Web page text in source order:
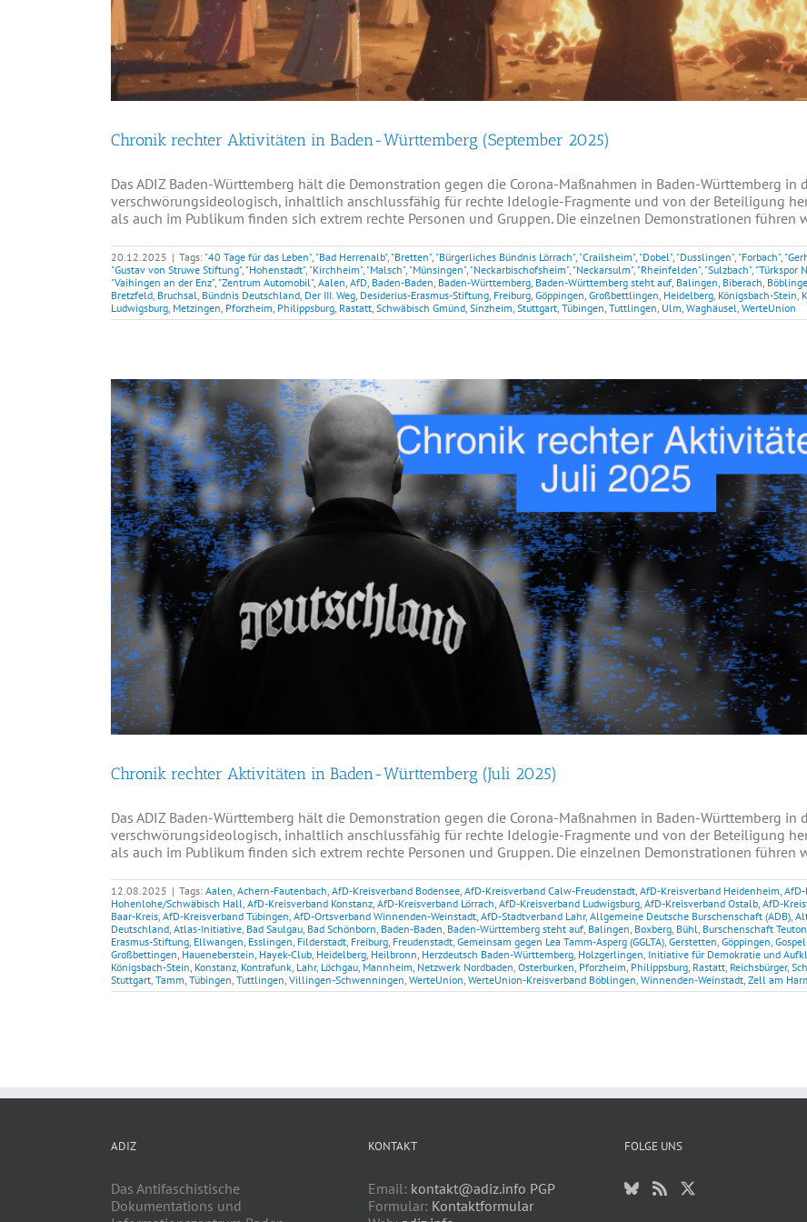
Chronik rechter Aktivitäten in Baden-Württemberg (September 2025)
Das ADIZ Baden-Württemberg hält die Demonstration gegen die Corona-Maßnahmen in Baden-Württemberg in
verschwörungsideologisch, inhaltlich anschlussfähig für rechte Idelogie-Fragmente und von der Beteiligung
als auch im Publikum finden sich extrem rechte Personen und Gruppen. Die einzelnen Demonstrationen führen
20.12.2025 | Tags: "40 Tage für das Leben", "Bad Herrenalb", "Bretten", "Bürgerliches Bündnis Lörrach", "Crailsheim", "Dobel", "Dusslingen", "Forbach",
"Gustav von Struwe Stiftung", "Hohenstadt", "Kirchheim", "Malsch", "Münsingen", "Neckarbischofsheim", "Neckarsulm", "Rheinfelden", "Sulzbach", "Türkspor
"Vaihingen an der Enz", "Zentrum Automobil", Aalen, AfD, Baden-Baden, Baden-Württemberg, Baden-Württemberg steht auf, Balingen, Biberach,
Bretzfeld, Bruchsal, Bündnis Deutschland, Der III. Weg, Desiderius-Erasmus-Stiftung, Freiburg, Göppingen, Großbettlingen, Heidelberg, Königsbach-Stein,
Ludwigsburg, Metzingen, Pforzheim, Philippsburg, Rastatt, Schwäbisch Gmünd, Sinzheim, Stuttgart, Tübingen, Tuttlingen, Ulm, Waghäusel, WerteUnion
Chronik rechter Aktivitäten in Baden-Württemberg (Juli 2025)
Das ADIZ Baden-Württemberg hält die Demonstration gegen die Corona-Maßnahmen in Baden-Württemberg in
verschwörungsideologisch, inhaltlich anschlussfähig für rechte Idelogie-Fragmente und von der Beteiligung
als auch im Publikum finden sich extrem rechte Personen und Gruppen. Die einzelnen Demonstrationen führen
12.08.2025 | Tags: Aalen, Achern-Fautenbach, AfD-Kreisverband Bodensee, AfD-Kreisverband Calw-Freudenstadt, AfD-Kreisverband Heidenheim,
Hohenlohe/Schwäbisch Hall, AfD-Kreisverband Konstanz, AfD-Kreisverband Lörrach, AfD-Kreisverband Ludwigsburg, AfD-Kreisverband Ostalb, AfD-
Baar-Kreis, AfD-Kreisverband Tübingen, AfD-Ortsverband Winnenden-Weinstadt, AfD-Stadtverband Lahr, Allgemeine Deutsche Burschenschaft (ADB),
Deutschland, Atlas-Initiative, Bad Saulgau, Bad Schönborn, Baden-Baden, Baden-Württemberg steht auf, Balingen, Boxberg, Bühl, Burschenschaft
Erasmus-Stiftung, Ellwangen, Esslingen, Filderstadt, Freiburg, Freudenstadt, Gemeinsam gegen Lea Tamm-Asperg (GGLTA), Gerstetten, Göppingen,
Großbettingen, Haueneberstein, Hayek-Club, Heidelberg, Heilbronn, Herzdeutsch Baden-Württemberg, Holzgerlingen, Initiative für Demokratie und
Königsbach-Stein, Konstanz, Kontrafunk, Lahr, Löchgau, Mannheim, Netzwerk Nordbaden, Osterburken, Pforzheim, Philippsburg, Rastatt, Reichsbürger,
Stuttgart, Tamm, Tübingen, Tuttlingen, Villingen-Schwenningen, WerteUnion, WerteUnion-Kreisverband Böblingen, Winnenden-Weinstadt, Zell am
ADIZ
Das Antifaschistische
Dokumentations und
KONTAKT
Email: kontakt@adiz.info PGP
Formular: Kontaktformular
FOLGE UNS